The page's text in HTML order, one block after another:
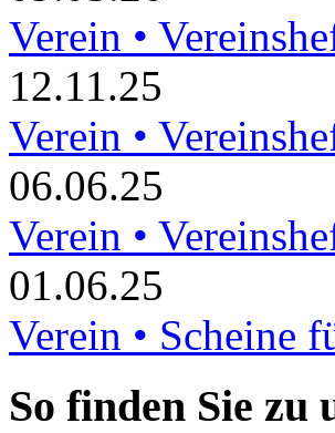
Verein •
12.11.25
Verein •
06.06.25
Verein •
01.06.25
Verein • Scheine
So finden Sie zu